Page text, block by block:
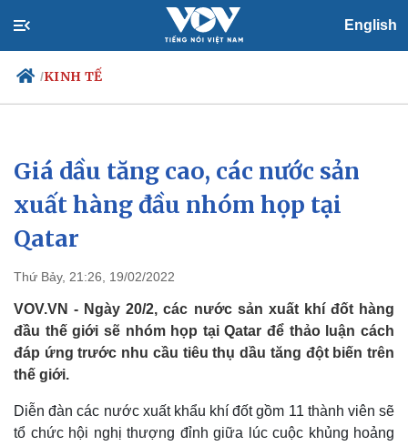
English
/KINH TẾ
Chính trị
Đảng
Tổ chức nhân sự
Quốc hội
Nhận diện sự thật
Xã hội
Tin 24h
Dự báo thời tiết
Giá dầu tăng cao, các nước sản
xuất hàng đầu nhóm họp tại
Qatar
Thứ Bảy, 21:26, 19/02/2022
VOV.VN - Ngày 20/2, các nước sản xuất khí đốt hàng
đầu thế giới sẽ nhóm họp tại Qatar để thảo luận cách
đáp ứng trước nhu cầu tiêu thụ dầu tăng đột biến trên
thế giới.
Diễn đàn các nước xuất khẩu khí đốt gồm 11 thành viên sẽ
tổ chức hội nghị thượng đỉnh giữa lúc cuộc khủng hoảng